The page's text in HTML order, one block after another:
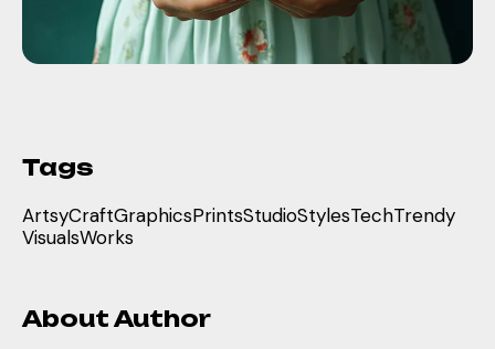
Tags
ArtsyCraftGraphicsPrintsStudioStylesTechTrendy
VisualsWorks
About Author